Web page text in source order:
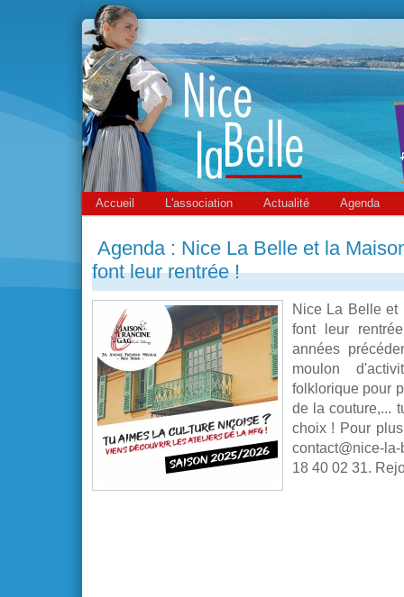
Accueil L'association Actualité Agenda
Agenda : Nice La Belle et la
font leur rentrée !
Nice La Belle et
font leur
années
moulon
folklorique pour
de la couture,...
choix ! Pour
contact@nice-
18 40 02 31.